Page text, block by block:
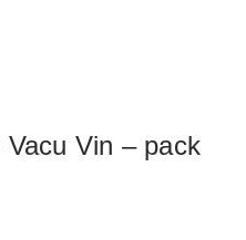
Vin – pack